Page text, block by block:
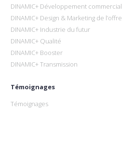
DINAMIC+ Développement commercial
DINAMIC+ Design & Marketing de l’offre
DINAMIC+ Industrie du futur
DINAMIC+ Qualité
DINAMIC+ Booster
DINAMIC+ Transmission
Témoignages
Témoignages